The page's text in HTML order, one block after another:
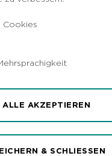
Cookies
ALLE AKZEPTIEREN
& SCHLIESSEN
für Uni-Mensen in
(idr). Seit 2014
PETA die 58
80 Prozent der